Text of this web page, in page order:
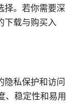
择。若你需要深
下载与购买入
隐私保护和访问
、稳定性和易用